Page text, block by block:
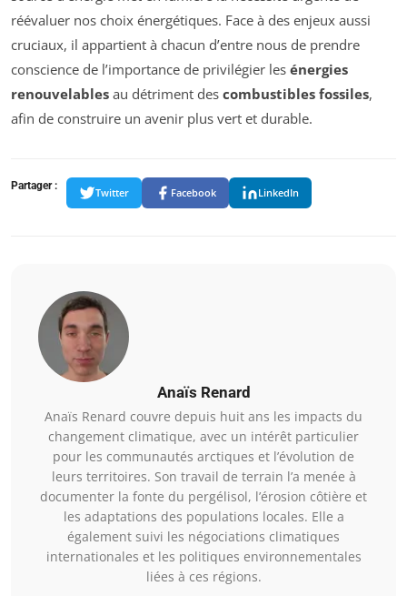
réévaluer nos choix énergétiques. Face à des enjeux aussi
cruciaux, il appartient à chacun d’entre nous de prendre
conscience de l’importance de privilégier les énergies
renouvelables au détriment des combustibles fossiles,
afin de construire un avenir plus vert et durable.
Partager :
Twitter Facebook LinkedIn
Anaïs Renard
Anaïs Renard couvre depuis huit ans les impacts du
changement climatique, avec un intérêt particulier
pour les communautés arctiques et l’évolution de
leurs territoires. Son travail de terrain l’a menée à
documenter la fonte du pergélisol, l’érosion côtière et
les adaptations des populations locales. Elle a
également suivi les négociations climatiques
internationales et les politiques environnementales
liées à ces régions.